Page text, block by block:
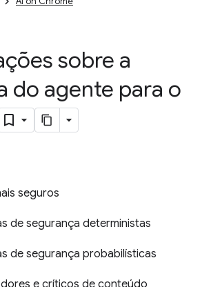
sobre a
do agente para o
seguros
de segurança deterministas
de segurança probabilísticas
e críticos de conteúdo